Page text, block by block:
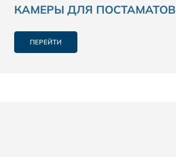
КАМЕРЫ ДЛЯ ПОСТАМАТОВ
ПЕРЕЙТИ